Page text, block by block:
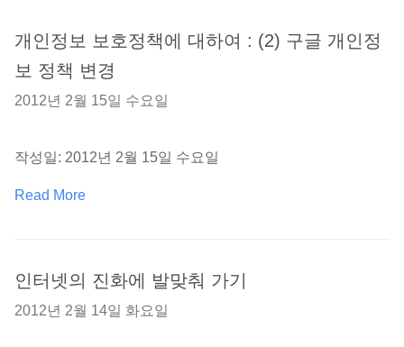
개인정보 보호정책에 대하여 : (2) 구글 개인정
보 정책 변경
2012년 2월 15일 수요일
작성일: 2012년 2월 15일 수요일
Read More
인터넷의 진화에 발맞춰 가기
2012년 2월 14일 화요일